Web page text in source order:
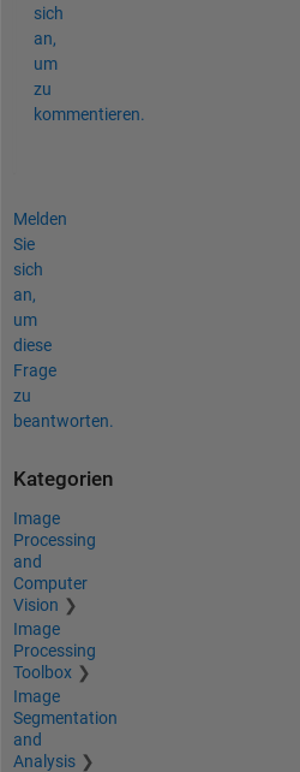
sich
an,
um
zu
kommentieren.
Melden
Sie
sich
an,
um
diese
Frage
zu
beantworten.
Kategorien
Image
Processing
and
Computer
Vision
Image
Processing
Toolbox
Image
Segmentation
and
Analysis